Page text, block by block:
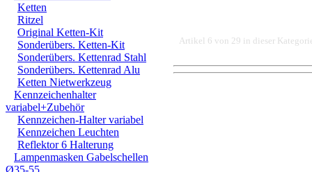
Ketten
Ritzel
Original Ketten-Kit
Sonderübers. Ketten-Kit
Sonderübers. Kettenrad Stahl
Sonderübers. Kettenrad Alu
Ketten Nietwerkzeug
Kennzeichenhalter
variabel+Zubehör
Kennzeichen-Halter variabel
Kennzeichen Leuchten
Reflektor 6 Halterung
Lampenmasken Gabelschellen
Ø35-55
Artikel 6 von 29 in dieser